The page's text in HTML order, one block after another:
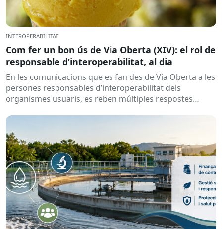
INTEROPERABILITAT
Com fer un bon ús de Via Oberta (XIV): el rol de
responsable d’interoperabilitat, al dia
En les comunicacions que es fan des de Via Oberta a les
persones responsables d’interoperabilitat dels
organismes usuaris, es reben múltiples respostes